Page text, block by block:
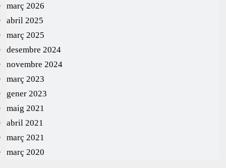
març 2026
abril 2025
març 2025
desembre 2024
novembre 2024
març 2023
gener 2023
maig 2021
abril 2021
març 2021
març 2020